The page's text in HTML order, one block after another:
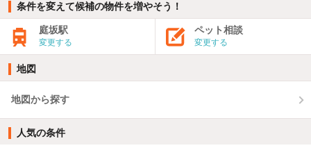
条件を変えて候補の物件を増やそう！
庭坂駅
変更する
ペット相談
変更する
地図
地図から探す
人気の条件